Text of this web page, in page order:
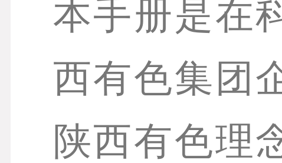
本手册是在
西有色集团
陕西有色理